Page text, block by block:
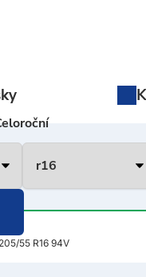
55 R16 94V